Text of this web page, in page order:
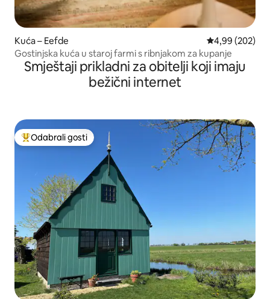
Kuća – Eefde Prosječna
4,99 (202)
Gostinjska kuća u staroj farmi s ribnjakom za kupanje
Smještaji prikladni za obitelji koji imaju
bežični internet
Među najviše rangiranima s oznakom „Odabrali gosti”
Odabrali gosti